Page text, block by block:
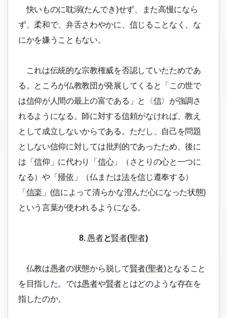
快いものに耽溺(たんでき)せず、また高慢になら
ず、柔和で、弁舌さわやかに、 信じることなく、な
にかを嫌うこともない。
これは伝統的な宗教権威を否認していたためであ
る。ところが仏教教団が発展してくると「この世で
は信仰が人間の最上の富である」と〈信〉が強調さ
れるようになる。師に対する信頼がなければ、教え
として成立しないからである。ただし、自己を問題
としない信仰に対しては批判的であったため、後に
は「信仰」に代わり「 信心」（さとりの心と一つに
なる）や「 帰依 」（仏または法を信じ遵奉する）
「 信楽 」(信によって清らかな澄んだ心になった状態)
という言葉が使われるようになる。
8. 愚者と賢者(聖者)
仏教は愚者の状態から脱して賢者(聖者)となること
を目指した。では愚者や賢者とはどのような存在を
指したのか。